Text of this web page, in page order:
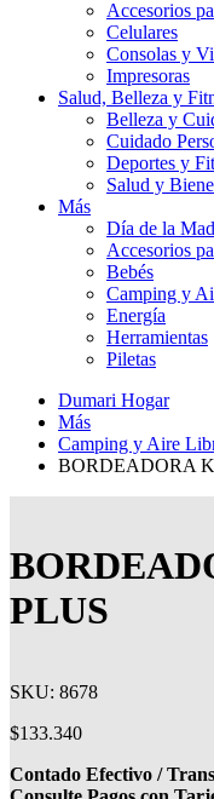
Accesorios
Celulares
Consolas y
Impresoras
Salud, Belleza y
Belleza y
Cuidado
Deportes y
Salud y
Más
Día de la
Accesorios
Bebés
Camping y
Energía
Herramientas
Piletas
Dumari Hogar
Más
Camping y Aire
BORDEADORA
PLUS
SKU: 8678
$133.340
Contado Efectivo /